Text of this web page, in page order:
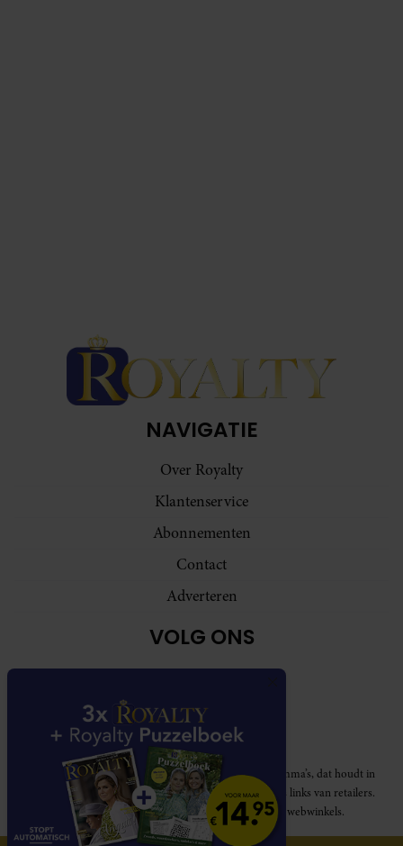
NAVIGATIE
Over Royalty
Klantenservice
Abonnementen
Contact
Adverteren
VOLG ONS
Royalty participeert in diverse affiliate marketing programma’s, dat houdt in
dat Royalty commissies ontvangt voor aankopen middels links van retailers.
Deze website wordt niet gesponsord door de genoemde webwinkels.